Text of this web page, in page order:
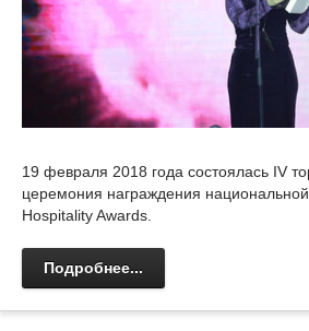
19 февраля 2018 года состоялась IV
церемония награждения
Hospitality Awards.
Подробнее...